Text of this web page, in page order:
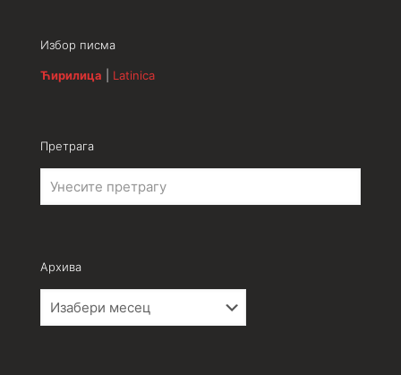
Избор писма
Ћирилица Latinica
Претрага
Архива